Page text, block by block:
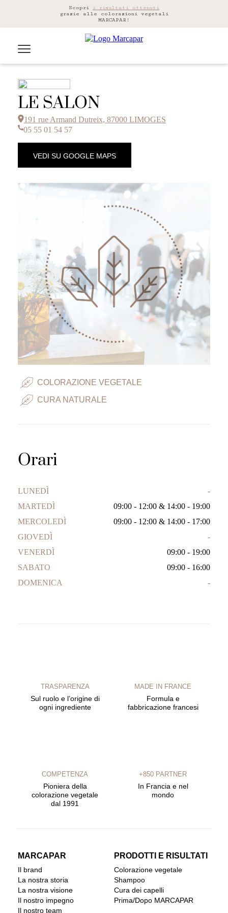
Scopri i risultati ottenuti
grazie alle colorazioni vegetali
MARCAPAR!
LE SALON
191 rue Armand Dutreix, 87000 LIMOGES
05 55 01 54 57
VEDI SU GOOGLE MAPS
COLORAZIONE VEGETALE
CURA NATURALE
Orari
LUNEDÌ
-
MARTEDÌ
09:00 - 12:00 & 14:00 - 19:00
MERCOLEDÌ
09:00 - 12:00 & 14:00 - 17:00
GIOVEDÌ
-
VENERDÌ
09:00 - 19:00
SABATO
09:00 - 16:00
DOMENICA
-
TRASPARENZA
Sul ruolo e l’origine di
ogni ingrediente
MADE IN FRANCE
Formula e
fabbricazione francesi
COMPETENZA
Pioniera della
colorazione vegetale
dal 1991
+850 PARTNER
In Francia e nel
mondo
MARCAPAR
Il brand
La nostra storia
La nostra visione
Il nostro impegno
Il nostro team
PRODOTTI E RISULTATI
Colorazione vegetale
Shampoo
Cura dei capelli
Prima/Dopo MARCAPAR